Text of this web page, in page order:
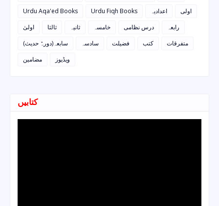
Urdu Aqa'ed Books Urdu Fiqh Books اعدادیہ
اولی
اولیٰ
ثالثا ثانیہ خامسہ درس نظامی
رابعہ
سابعہ(دورہٌ حدیث)
سادسہ فضیلت کتب
متفرقات
مضامین
ویڈیوز
کتابیں